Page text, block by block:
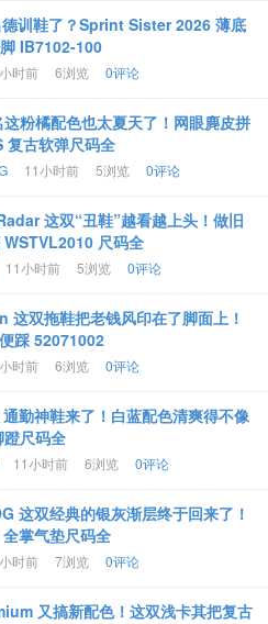
训鞋了？Sprint Sister 2026 薄底
IB7102-100
时前 6浏览 0评论
粉橘配色也太夏天了！网眼麂皮拼
复古软弹尺码全
11小时前 5浏览 0评论
这双“丑鞋”越看越上头！做旧
尺码全
11小时前 5浏览 0评论
这双拖鞋把老钱风印在了脚面上！
踩 52071002
时前 6浏览 0评论
勤神鞋来了！白蓝配色清爽得不像
尺码全
11小时前 6浏览 0评论
这双经典的银灰渐层终于回来了！
掌气垫尺码全
时前 7浏览 0评论
又搞新配色！这双浅卡其把复古